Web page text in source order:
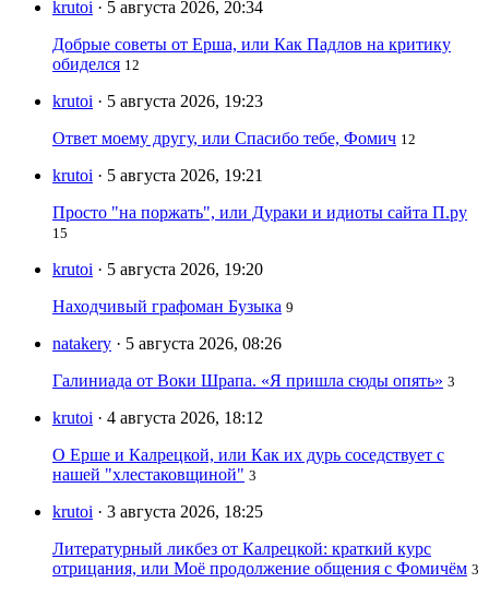
krutoi · 5 августа 2026, 20:34
Добрые советы от Ерша, или Как Падлов на критику
обиделся 12
krutoi · 5 августа 2026, 19:23
Ответ моему другу, или Спасибо тебе, Фомич 12
krutoi · 5 августа 2026, 19:21
Просто "на поржать", или Дураки и идиоты сайта П.ру
15
krutoi · 5 августа 2026, 19:20
Находчивый графоман Бузыка 9
natakery · 5 августа 2026, 08:26
Галиниада от Воки Шрапа. «Я пришла сюды опять» 3
krutoi · 4 августа 2026, 18:12
О Ерше и Калрецкой, или Как их дурь соседствует с
нашей "хлестаковщиной" 3
krutoi · 3 августа 2026, 18:25
Литературный ликбез от Калрецкой: краткий курс
отрицания, или Моё продолжение общения с Фомичём 3